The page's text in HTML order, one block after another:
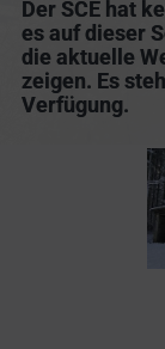
Der SCE hat
es auf dieser
die aktuelle
zeigen. Es
Verfügung.